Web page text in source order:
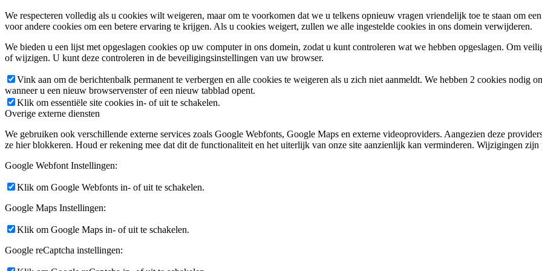
We respecteren volledig als u cookies wilt weigeren, maar om te voorkomen dat we u telkens opnieuw vragen vriendelijk toe te staan om
voor andere cookies om een betere ervaring te krijgen. Als u cookies weigert, zullen we alle ingestelde cookies in ons domein verwijderen.
We bieden u een lijst met opgeslagen cookies op uw computer in ons domein, zodat u kunt controleren wat we hebben opgeslagen. Om
of wijzigen. U kunt deze controleren in de beveiligingsinstellingen van uw browser.
Vink aan om de berichtenbalk permanent te verbergen en alle cookies te weigeren als u zich niet aanmeldt. We hebben 2 cookies nodig
wanneer u een nieuw browservenster of een nieuw tabblad opent.
Klik om essentiële site cookies in- of uit te schakelen.
Overige externe diensten
We gebruiken ook verschillende externe services zoals Google Webfonts, Google Maps en externe videoproviders. Aangezien deze
ze hier blokkeren. Houd er rekening mee dat dit de functionaliteit en het uiterlijk van onze site aanzienlijk kan verminderen. Wijzigingen zijn
Google Webfont Instellingen:
Klik om Google Webfonts in- of uit te schakelen.
Google Maps Instellingen:
Klik om Google Maps in- of uit te schakelen.
Google reCaptcha instellingen: